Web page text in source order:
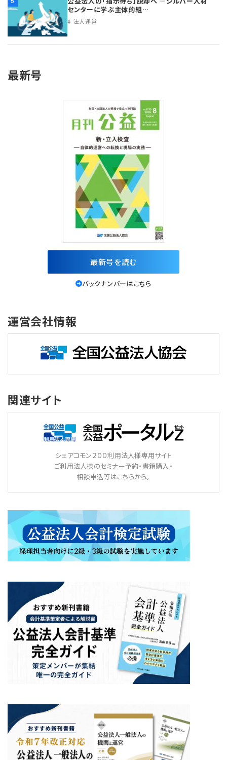
センターに学ぶ主体的組…
法人運営
最新号
最新号を読む
バックナンバーはこちら
運営会社情報
関連サイト
シェアコモン２００利用法人様専用サイト
ご利用法人様のセミナー予約・書籍購入・
相談申込等はこちらから。